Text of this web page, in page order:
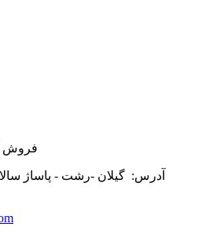
فروش
آدرس: گیلان -رشت - پاساژ